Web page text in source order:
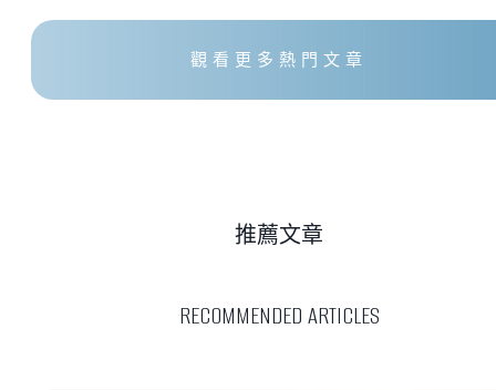
觀看更多熱門文章
RECOMMENDED ARTICLES
推薦文章